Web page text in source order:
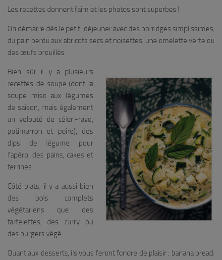
Les recettes donnent faim et les photos sont superbes !
On démarre dès le petit-déjeuner avec des porridges simplissimes,
du pain perdu aux abricots secs et noisettes, une omelette verte ou
des œufs brouillés.
Bien sûr il y a plusieurs
recettes de soupe (dont la
soupe miso aux légumes
de saison, mais également
un velouté de céleri-rave,
potimarron et poire), des
dips de légume pour
l’apéro, des pains, cakes et
terrines.
Côté plats, il y a aussi bien
des bols complets
végétariens que des
tartelettes, des curry ou
des burgers végé.
Quant aux desserts, ils vous feront fondre de plaisir : banana bread,